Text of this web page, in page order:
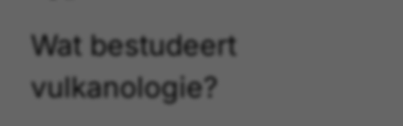
Wat bestudeert
vulkanologie?